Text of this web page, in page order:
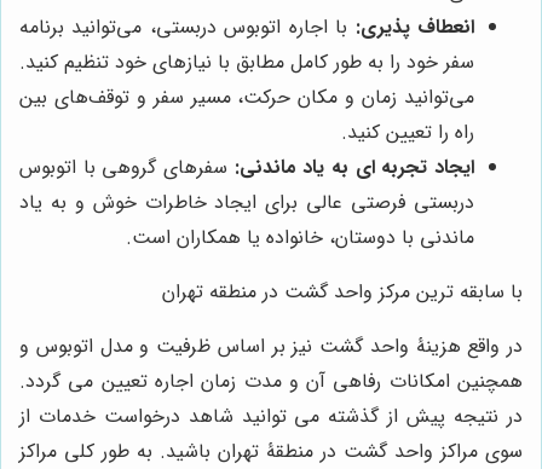
انعطاف پذیری: با اجاره اتوبوس دربستی، می‌توانید برنامه
سفر خود را به طور کامل مطابق با نیازهای خود تنظیم کنید.
می‌توانید زمان و مکان حرکت، مسیر سفر و توقف‌های بین
راه را تعیین کنید.
ایجاد تجربه ای به یاد ماندنی: سفرهای گروهی با اتوبوس
دربستی فرصتی عالی برای ایجاد خاطرات خوش و به یاد
ماندنی با دوستان، خانواده یا همکاران است.
با سابقه ترین مرکز واحد گشت در منطقه تهران
در واقع هزینۀ واحد گشت نیز بر اساس ظرفیت و مدل اتوبوس و
همچنین امکانات رفاهی آن و مدت زمان اجاره تعیین می گردد.
در نتیجه پیش از گذشته می توانید شاهد درخواست خدمات از
سوی مراکز واحد گشت در منطقۀ تهران باشید. به طور کلی مراکز